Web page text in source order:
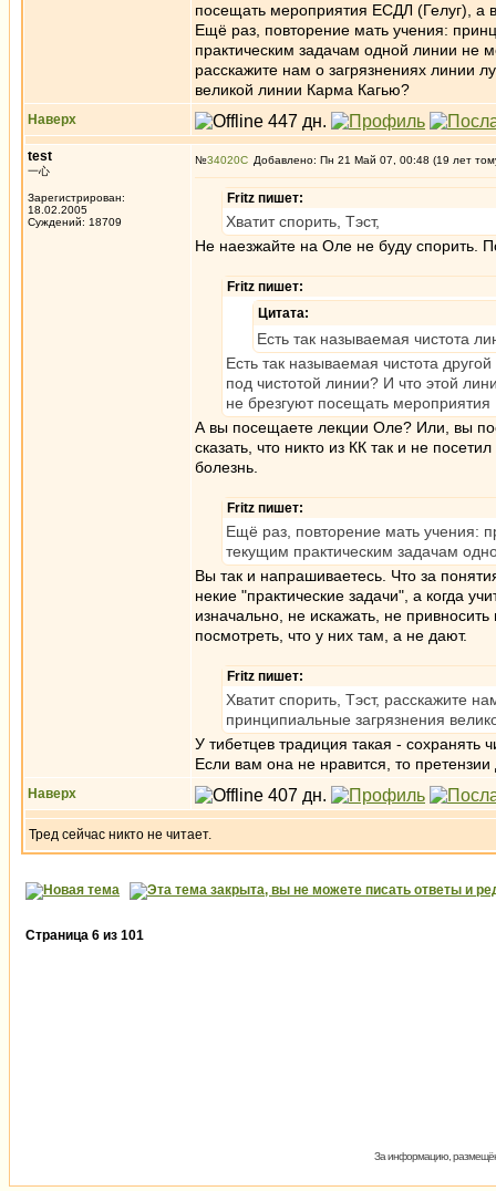
посещать мероприятия ЕСДЛ (Гелуг), а
Ещё раз, повторение мать учения:
практическим задачам одной линии не
расскажите нам о загрязнениях линии
великой линии Карма Кагью?
Наверх
test
一心
Зарегистрирован:
18.02.2005
Суждений: 18709
№34020 Добавлено: Пн 21 Май 07, 00:48 (19 лет
Fritz пишет:
Хватит спорить, Тэст,
Не наезжайте на Оле не буду спорить.
Fritz пишет:
Цитата:
Есть так называемая чистота
Есть так называемая чистота
под чистотой линии? И что этой
не брезгуют посещать
А вы посещаете лекции Оле? Или, вы
сказать, что никто из КК так и не
болезнь.
Fritz пишет:
Ещё раз, повторение мать учения:
текущим практическим задачам
Вы так и напрашиваетесь. Что за
некие "практические задачи", а когда
изначально, не искажать, не
посмотреть, что у них там, а не дают.
Fritz пишет:
Хватит спорить, Тэст, расскажите
принципиальные загрязнения
У тибетцев традиция такая - сохранять
Если вам она не нравится, то
Наверх
Тред сейчас никто не читает.
Страница 6 из 101
За информацию,